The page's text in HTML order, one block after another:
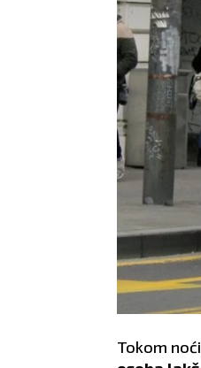
Tokom